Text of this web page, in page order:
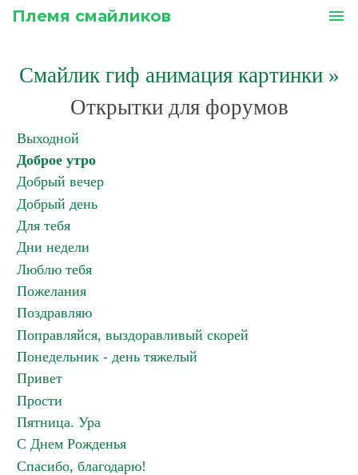
Племя смайликов menu
Смайлик гиф анимация картинки»
Открытки для форумов
Выходной
Доброе утро
Добрый вечер
Добрый день
Для тебя
Дни недели
Люблю тебя
Пожелания
Поздравляю
Поправляйся, выздоравливый скорей
Понедельник - день тяжелый
Привет
Прости
Пятница. Ура
С Днем Рожденья
Спасибо, благодарю!